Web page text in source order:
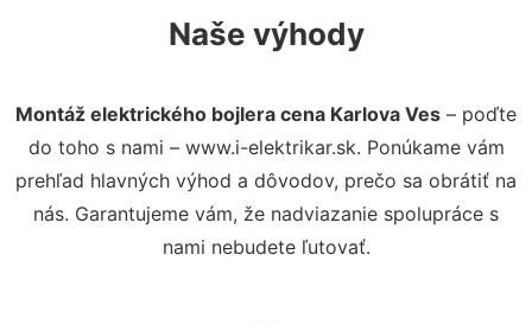
Naše výhody
Montáž elektrického bojlera cena Karlova Ves – poďte
do toho s nami – www.i-elektrikar.sk. Ponúkame vám
prehľad hlavných výhod a dôvodov, prečo sa obrátiť na
nás. Garantujeme vám, že nadviazanie spolupráce s
nami nebudete ľutovať.